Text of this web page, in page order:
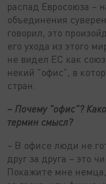
распад Евросоюза –
объединения
говорил, это
его ухода из этого
не видел ЕС как
некий "офис", в
стран.
– Почему "офис"?
термин смысл?
– В офисе люди не
друг за друга – это
Покажите мне